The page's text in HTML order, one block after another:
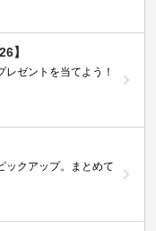
】
ゼントを当てよう！
ックアップ。まとめて